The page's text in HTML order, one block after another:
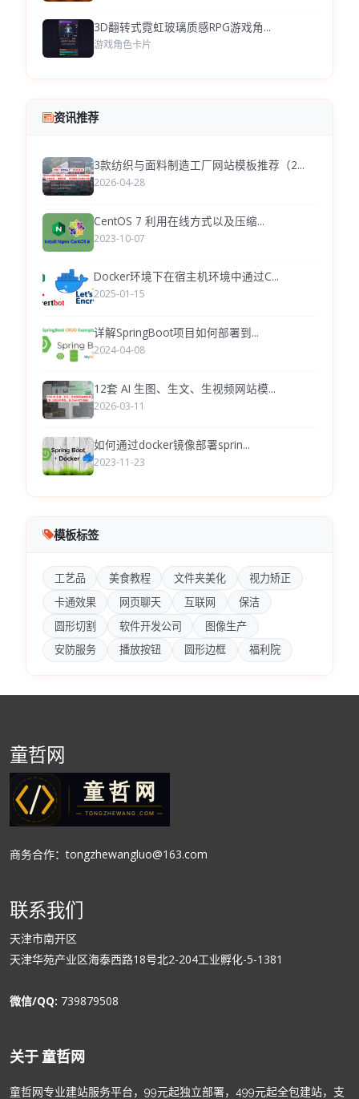
3D翻转式霓虹玻璃质感RPG游戏角...
游戏角色卡片
资讯推荐
3款纺织与面料制造工厂网站模板推荐（2...
2026-04-28
CentOS 7 利用在线方式以及压缩...
2023-10-07
Docker环境下在宿主机环境中通过C...
2025-01-15
详解SpringBoot项目如何部署到...
2024-04-08
12套 AI 生图、生文、生视频网站模...
2026-03-11
如何通过docker镜像部署sprin...
2023-11-23
模板标签
工艺品 美食教程 文件夹美化
视力矫正
卡通效果
网页聊天 互联网
保洁
圆形切割
软件开发公司
图像生产
安防服务
播放按钮 圆形边框 福利院
童哲网
商务合作：tongzhewangluo@163.com
联系我们
天津市南开区
天津华苑产业区海泰西路18号北2-204工业孵化-5-1381
微信/QQ: 739879508
关于 童哲网
童哲网专业建站服务平台，99元起独立部署，499元起全包建站，支